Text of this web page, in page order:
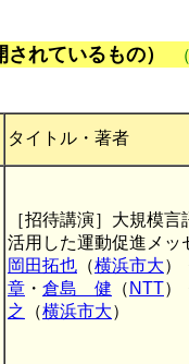
れているもの）
タイトル・著者
［招待講演］大規模
活用した運動促進メッ
岡田拓也 （横浜市大）
章 ・ 倉島 健 （ NTT）
之
（横浜市大）